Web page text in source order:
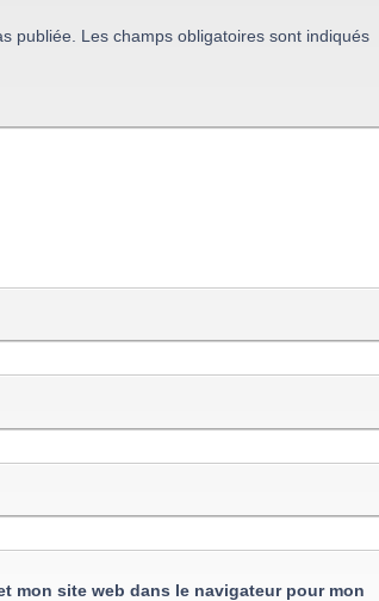
publiée. Les champs obligatoires sont indiqués
mon site web dans le navigateur pour mon